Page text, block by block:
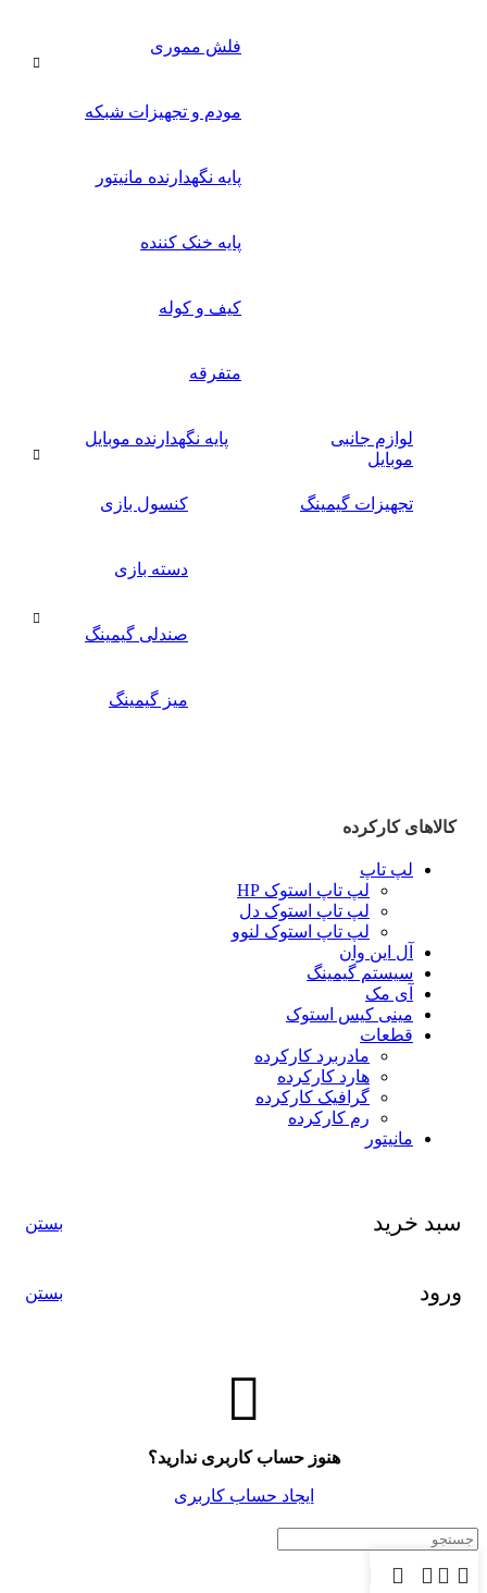
فلش مموری
مودم و تجهیزات شبکه
پایه نگهدارنده مانیتور
پایه خنک کننده
کیف و کوله
متفرقه
لوازم جانبی
موبایل
پایه نگهدارنده موبایل
تجهیزات گیمینگ کنسول بازی
دسته بازی
صندلی گیمینگ
میز گیمینگ
کالاهای کارکرده
لپ تاپ
لپ تاپ استوک HP
لپ تاپ استوک دل
لپ تاپ استوک لنوو
آل این وان
سیستم گیمینگ
آی مک
مینی کیس استوک
قطعات
مادربرد کارکرده
هارد کارکرده
گرافیک کارکرده
رم کارکرده
مانیتور
سبد خرید بستن
ورود بستن
هنوز حساب کاربری ندارید؟
ایجاد حساب کاربری